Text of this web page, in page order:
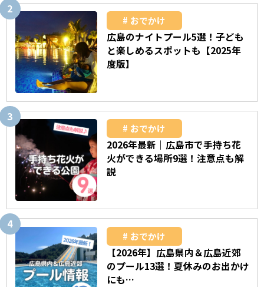
おでかけ
広島のナイトプール5選！子ども
と楽しめるスポットも【2025年
度版】
おでかけ
2026年最新｜広島市で手持ち花
火ができる場所9選！注意点も解
説
おでかけ
【2026年】広島県内＆広島近郊
のプール13選！夏休みのお出かけ
にも…